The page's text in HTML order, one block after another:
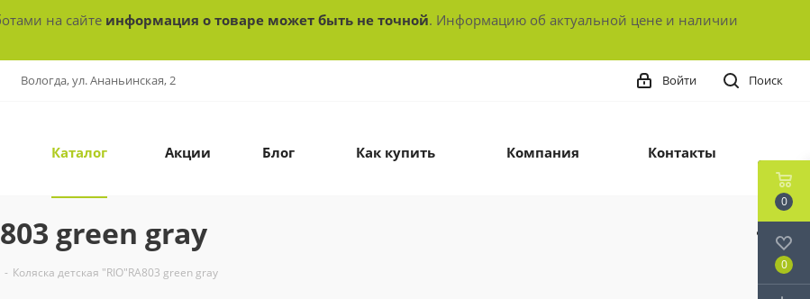
на сайте информация о товаре может быть не точной. Информацию об актуальной цене и наличии
Вологда, ул. Ананьинская, 2 Поиск
Войти
Каталог Акции Блог Как купить Компания Контакты
green gray
- Коляска детская "RIO"RA803 green gray
0
0